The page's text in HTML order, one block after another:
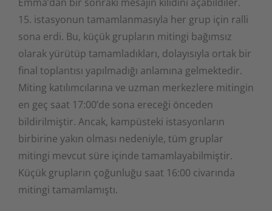
15. istasyonun tamamlanmasıyla her grup için ralli
sona erdi. Bu, küçük grupların mitingi bağımsız
olarak yürütüp tamamladıkları, dolayısıyla ortak bir
final toplantısı yapılmadığı anlamına gelmektedir.
Miting katılımcılarına ve uzman merkezlere mitingin
en geç saat 17:00’de sona ereceği önceden
bildirilmiştir. Ancak, kampüsteki istasyonların
birbirine yakın olması nedeniyle, tüm gruplar
mitingi mevcut süre içinde tamamlayabilmiştir.
Küçük grupların çoğunluğu saat 16:00 civarında
mitingi tamamlamıştı.